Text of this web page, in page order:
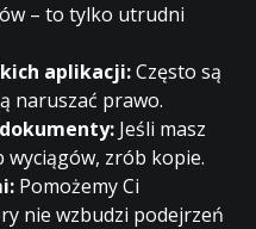
– to tylko utrudni
aplikacji:Często są
naruszać prawo.
Jeśli masz
zrób kopie.
Pomożemy Ci
nie wzbudzi podejrzeń